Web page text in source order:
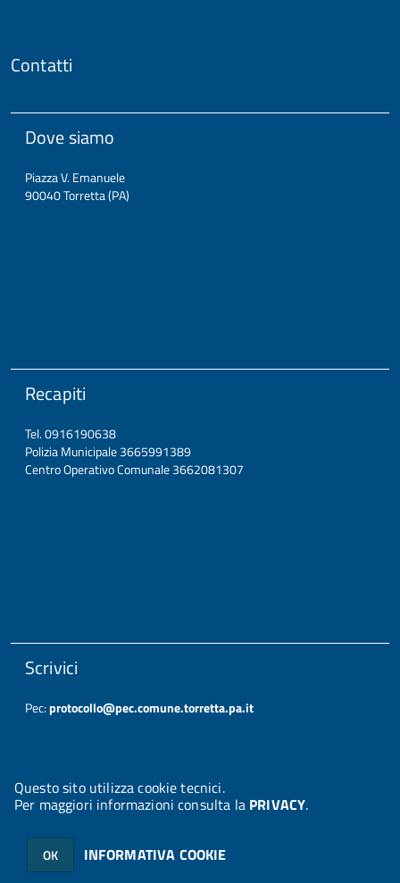
Questo sito utilizza cookie tecnici.
Per maggiori informazioni consulta la PRIVACY.
OK INFORMATIVA COOKIE
Contatti
Dove siamo
Piazza V. Emanuele
90040 Torretta (PA)
Recapiti
Tel. 0916190638
Polizia Municipale 3665991389
Centro Operativo Comunale 3662081307
Scrivici
Pec:protocollo@pec.comune.torretta.pa.it